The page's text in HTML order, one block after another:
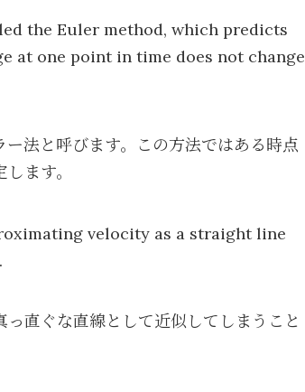
the Euler method, which predicts
at one point in time does not change
法と呼びます。この方法ではある時点
ます。
velocity as a straight line
直ぐな直線として近似してしまうこと